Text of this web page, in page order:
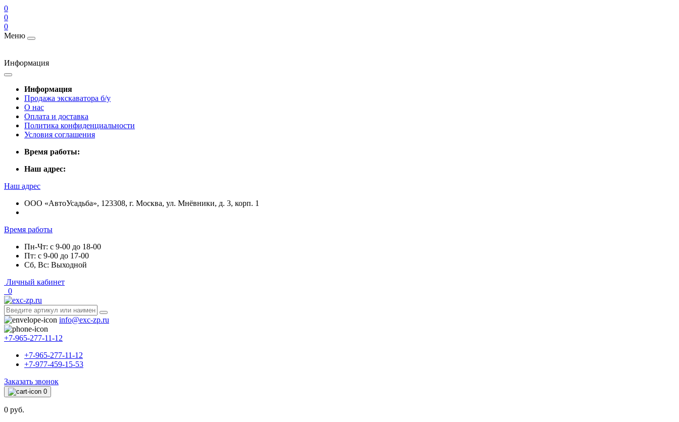
0
0
0
Меню
Информация
Информация
Продажа экскаватора б/у
О нас
Оплата и доставка
Политика конфиденциальности
Условия соглашения
Время работы:
Наш адрес:
Наш адрес
ООО «АвтоУсадьба», 123308, г. Москва, ул. Мнёвники, д. 3, корп. 1
Время работы
Пн-Чт: с 9-00 до 18-00
Пт: с 9-00 до 17-00
Сб, Вс: Выходной
Личный кабинет
0
info@exc-zp.ru
+7-965-277-11-12
+7-965-277-11-12
+7-977-459-15-53
Заказать звонок
0
0 руб.